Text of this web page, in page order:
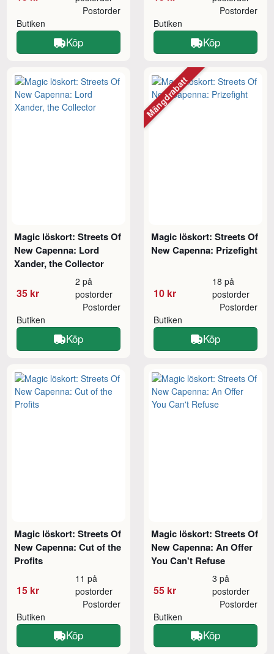
Butiken
Postorder
Köp
Butiken
Postorder
Köp
Magic löskort: Streets Of
New Capenna: Lord
Xander, the Collector
35 kr
2 på
postorder
Butiken
Postorder
Köp
Magic löskort: Streets Of
New Capenna: Prizefight
10 kr
18 på
postorder
Butiken
Postorder
Köp
Mängdrabatt
Magic löskort: Streets Of
New Capenna: Cut of the
Profits
15 kr
11 på
postorder
Butiken
Postorder
Köp
Magic löskort: Streets Of
New Capenna: An Offer
You Can't Refuse
55 kr
3 på
postorder
Butiken
Postorder
Köp